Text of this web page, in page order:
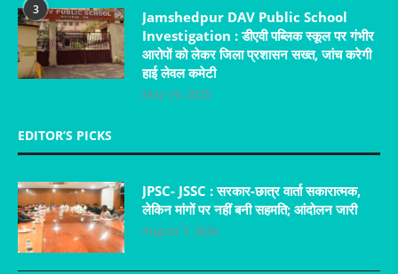
3
Jamshedpur DAV Public School
Investigation : डीएवी पब्लिक स्कूल पर गंभीर
आरोपों को लेकर जिला प्रशासन सख्त, जांच करेगी
हाई लेवल कमेटी
May 19, 2025
EDITOR’S PICKS
JPSC- JSSC : सरकार-छात्र वार्ता सकारात्मक,
लेकिन मांगों पर नहीं बनी सहमति; आंदोलन जारी
August 7, 2026